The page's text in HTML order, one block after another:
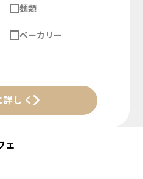
麺類
ベーカリー
詳しく
ェ